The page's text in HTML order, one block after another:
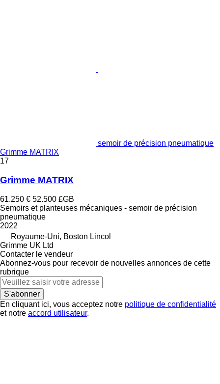
semoir de précision pneumatique
Grimme MATRIX
17
Grimme MATRIX
61.250 € 52.500 £GB
Semoirs et planteuses mécaniques - semoir de précision
pneumatique
2022
Royaume-Uni, Boston Lincol
Grimme UK Ltd
Contacter le vendeur
Abonnez-vous pour recevoir de nouvelles annonces de cette
rubrique
S'abonner
En cliquant ici, vous acceptez notre politique de confidentialité
et notre accord utilisateur.